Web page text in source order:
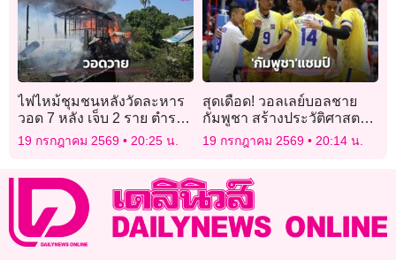
ไฟไหม้ชุมชนหลังวัดละหาร
วอด 7 หลัง เจ็บ 2 ราย ตำรวจ
เร่งติดตามผู้ต้องสงสัย
19 กรกฎาคม 2569 20:25 น.
สุดเดือด! วอลเลย์บอลชาย
กัมพูชา สร้างประวัติศาสตร์
แชมป์ซีวี.คัพ
19 กรกฎาคม 2569 20:14 น.